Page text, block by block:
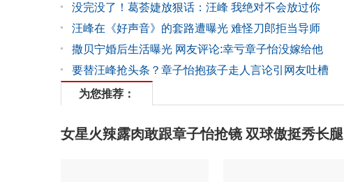
没完没了！葛荟婕放狠话：汪峰 我绝对不会放过你
汪峰在《好声音》的套路遭曝光 难怪刀郎拒当导师
撒贝宁婚后生活曝光 网友评论:幸亏章子怡没嫁给他
要替汪峰抢头条？章子怡抱孩子走人言论引网友吐槽
为您推荐：
女星火辣露肉敢跟章子怡抢镜 双球傲挺秀长腿